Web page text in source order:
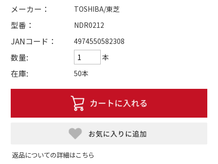
メーカー：
TOSHIBA/東芝
型番： NDR0212
JANコード： 4974550582308
数量: 本
在庫: 50本
返品についての詳細はこちら